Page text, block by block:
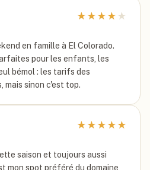
★ ★ ★ ★ ★
en famille à El Colorado.
pour les enfants, les
bémol : les tarifs des
mais sinon c'est top.
★ ★ ★ ★ ★
saison et toujours aussi
mon spot préféré du domaine